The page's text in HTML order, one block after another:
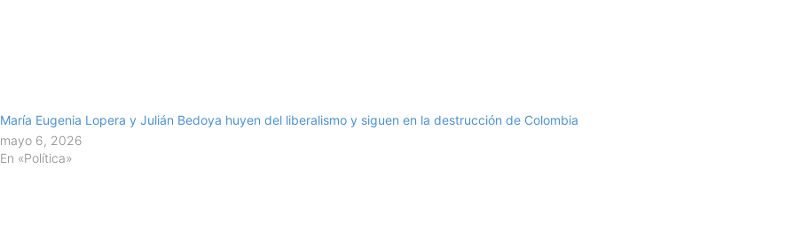
María Eugenia Lopera y Julián Bedoya huyen del liberalismo y siguen en la destrucción de Colombia
mayo 6, 2026
En «Política»